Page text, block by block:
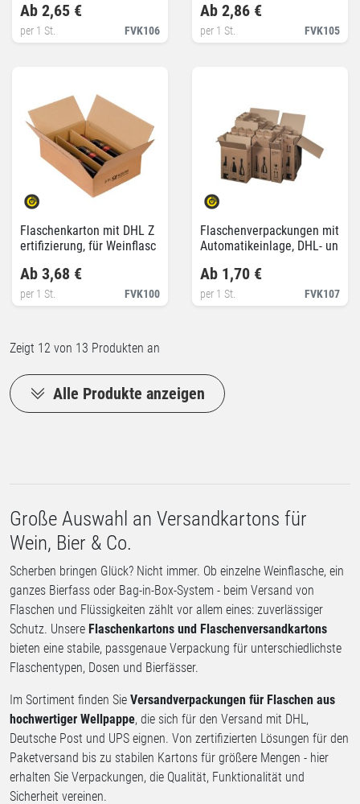
FVK106
Ab 2,65 €
per 1 St. FVK105
Ab 2,86 €
per 1 St.
Flaschenkarton mit DHL Z
ertifizierung, für Weinflasc
FVK100
Ab 3,68 €
per 1 St.
Flaschenverpackungen mit
Automatikeinlage, DHL- un
FVK107
Ab 1,70 €
per 1 St.
Zeigt 12 von 13 Produkten an
Alle Produkte anzeigen
Große Auswahl an Versandkartons für
Wein, Bier & Co.
Scherben bringen Glück? Nicht immer. Ob einzelne Weinflasche, ein
ganzes Bierfass oder Bag-in-Box-System - beim Versand von
Flaschen und Flüssigkeiten zählt vor allem eines: zuverlässiger
Schutz. Unsere Flaschenkartons und Flaschenversandkartons
bieten eine stabile, passgenaue Verpackung für unterschiedlichste
Flaschentypen, Dosen und Bierfässer.
Im Sortiment finden Sie Versandverpackungen für Flaschen aus
hochwertiger Wellpappe, die sich für den Versand mit DHL,
Deutsche Post und UPS eignen. Von zertifizierten Lösungen für den
Paketversand bis zu stabilen Kartons für größere Mengen - hier
erhalten Sie Verpackungen, die Qualität, Funktionalität und
Sicherheit vereinen.